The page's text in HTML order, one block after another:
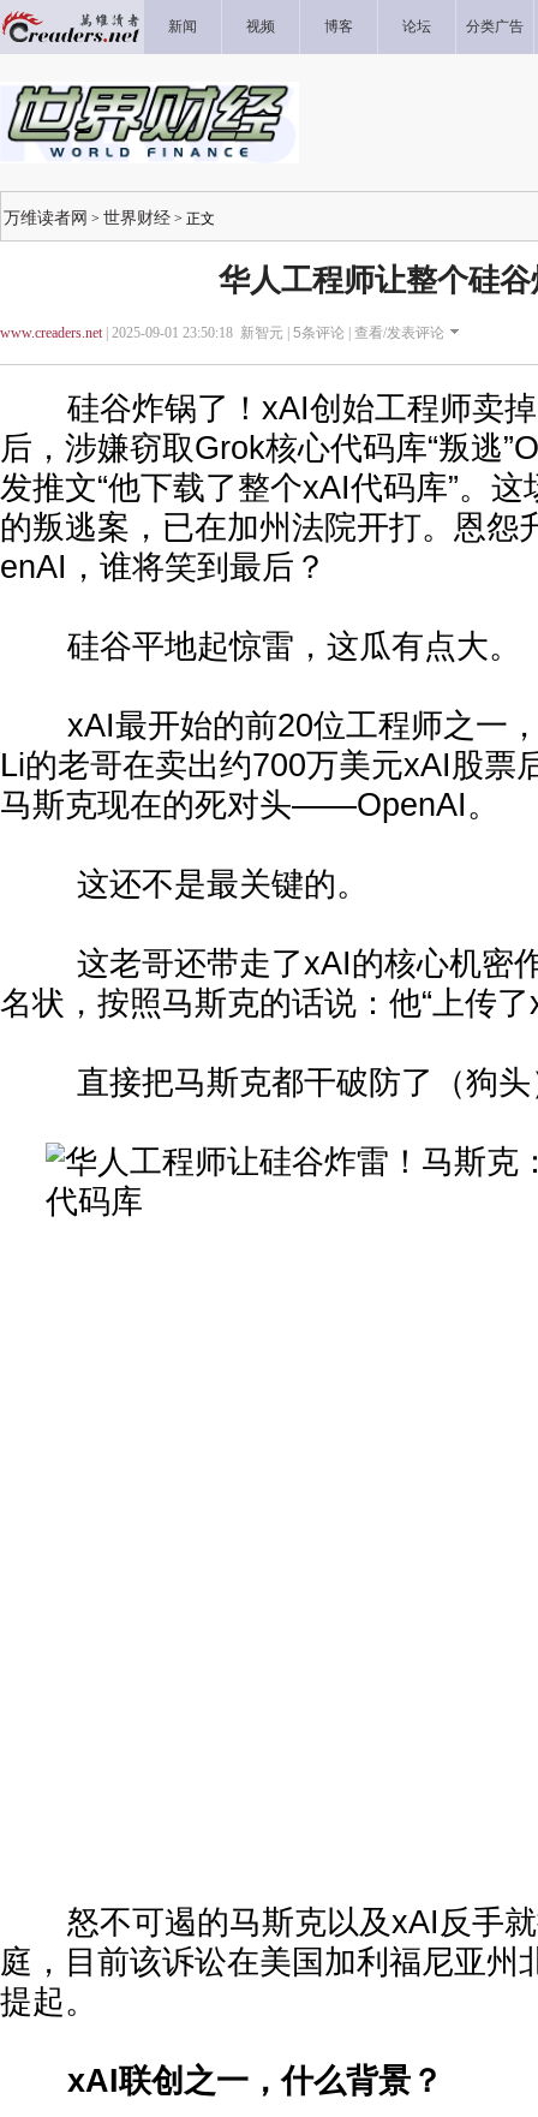
新闻 视频 博客 论坛 分类广告
万维读者网 > 世界财经 > 正文
华人工程师让整个硅谷
www.creaders.net| 2025-09-01 23:50:18 新智元 | 5条评论 | 查看/发表评论
硅谷炸锅了！xAI创始工程师卖掉
后，涉嫌窃取Grok核心代码库“叛逃
发推文“他下载了整个xAI代码库”。
的叛逃案，已在加州法院开打。恩怨
enAI，谁将笑到最后？
硅谷平地起惊雷，这瓜有点大。
xAI最开始的前20位工程师之一，
Li的老哥在卖出约700万美元xAI股票
马斯克现在的死对头——OpenAI。
这还不是最关键的。
这老哥还带走了xAI的核心机密
名状，按照马斯克的话说：他“上传
直接把马斯克都干破防了（狗头
怒不可遏的马斯克以及xAI反手就
庭，目前该诉讼在美国加利福尼亚州
提起。
xAI联创之一，什么背景？